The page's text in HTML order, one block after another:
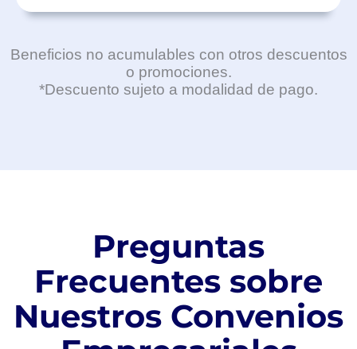
Beneficios no acumulables con otros descuentos
o promociones.
*Descuento sujeto a modalidad de pago.
Preguntas
Frecuentes sobre
Nuestros Convenios